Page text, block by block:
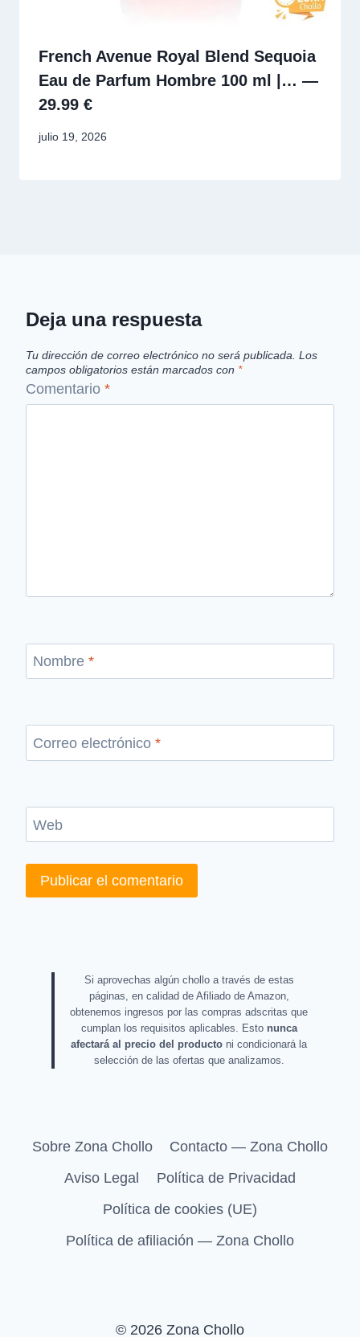
French Avenue Royal Blend Sequoia
Eau de Parfum Hombre 100 ml |… —
29.99 €
julio 19, 2026
Deja una respuesta
Tu dirección de correo electrónico no será publicada. Los
campos obligatorios están marcados con *
Comentario *
Nombre *
Correo electrónico *
Web
Si aprovechas algún chollo a través de estas
páginas, en calidad de Afiliado de Amazon,
obtenemos ingresos por las compras adscritas que
cumplan los requisitos aplicables. Esto nunca
afectará al precio del producto ni condicionará la
selección de las ofertas que analizamos.
Sobre Zona Chollo
Contacto — Zona Chollo
Aviso Legal
Política de Privacidad
Política de cookies (UE)
Política de afiliación — Zona Chollo
© 2026 Zona Chollo